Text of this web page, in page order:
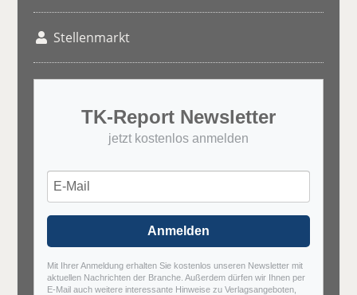
Stellenmarkt
TK-Report Newsletter
jetzt kostenlos anmelden
Anmelden
Mit Ihrer Anmeldung erhalten Sie kostenlos unseren Newsletter mit
aktuellen Nachrichten der Branche. Außerdem dürfen wir Ihnen per
E-Mail auch weitere interessante Hinweise zu Verlagsangeboten,